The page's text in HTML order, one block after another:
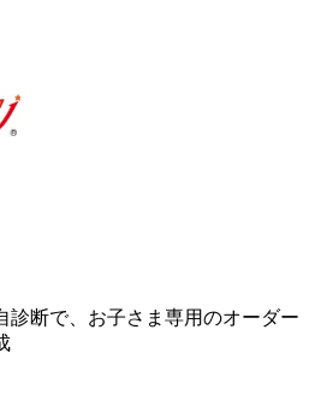
診断で、お子さま専用のオーダー